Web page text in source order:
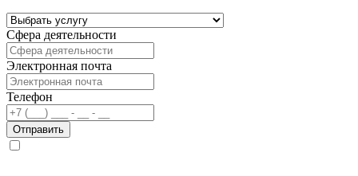
Сфера деятельности
Электронная почта
Телефон
Отправить